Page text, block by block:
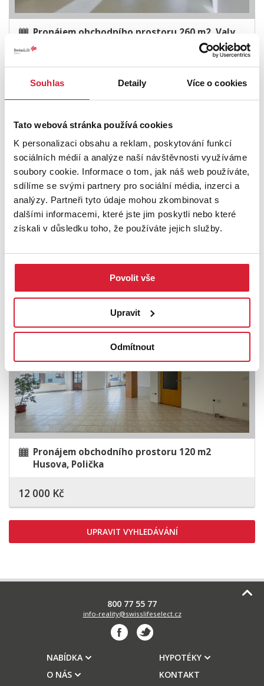
Souhlas Detaily Více o cookies
Tato webová stránka používá cookies
K personalizaci obsahu a reklam, poskytování funkcí
sociálních médií a analýze naší návštěvnosti využíváme
soubory cookie. Informace o tom, jak náš web používáte,
sdílíme se svými partnery pro sociální média, inzerci a
analýzy. Partneři tyto údaje mohou zkombinovat s
dalšími informacemi, které jste jim poskytli nebo které
získali v důsledku toho, že používáte jejich služby.
Povolit vše
Upravit
Odmítnout
Pronájem obchodního prostoru 260 m2, Valy
Sleva
Pronájem obchodního prostoru 120 m2
Husova, Polička
12 000 Kč
UPRAVIT VYHLEDÁVÁNÍ
800 77 55 77
info-reality@swisslifeselect.cz
NABÍDKA
O NÁS
HYPOTÉKY
KONTAKT